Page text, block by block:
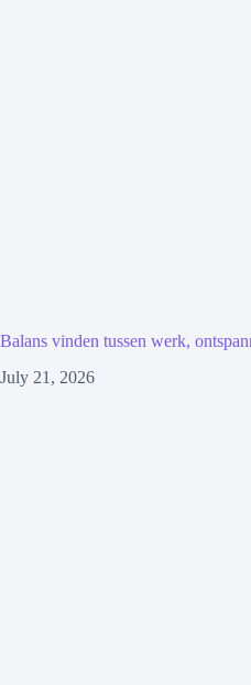
Balans vinden tussen werk,
July 21, 2026